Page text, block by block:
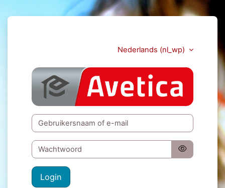
Nederlands ‎(nl_wp)‎
Avetica NL
Overslaan om een nieuwe account te maken
Gebruikersnaam of e-mail
Wachtwoord
Login